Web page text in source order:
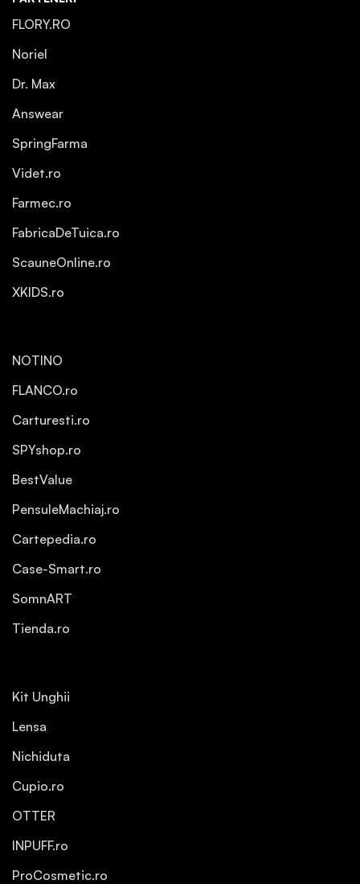
FLORY.RO
Noriel
Dr. Max
Answear
SpringFarma
Videt.ro
Farmec.ro
FabricaDeTuica.ro
ScauneOnline.ro
XKIDS.ro
NOTINO
FLANCO.ro
Carturesti.ro
SPYshop.ro
BestValue
PensuleMachiaj.ro
Cartepedia.ro
Case-Smart.ro
SomnART
Tienda.ro
Kit Unghii
Lensa
Nichiduta
Cupio.ro
OTTER
INPUFF.ro
ProCosmetic.ro